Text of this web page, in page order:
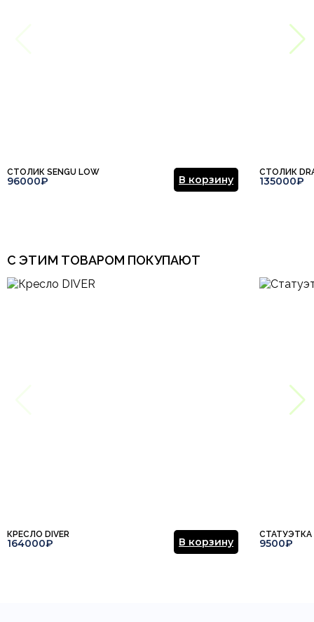
СТОЛИК SENGU LOW
96000₽ В корзину
СТОЛИК
135000₽
С ЭТИМ ТОВАРОМ ПОКУПАЮТ
КРЕСЛО DIVER
164000₽ В корзину
СТАТУЭТКА
9500₽